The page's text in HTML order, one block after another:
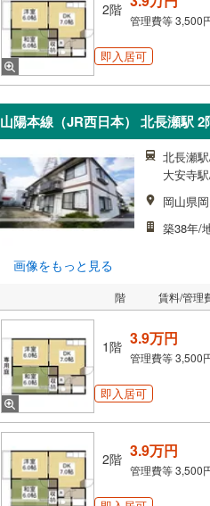
2階
管理費等3,500
即入居可
山陽本線（JR西日本） 北長瀬駅 2
画像をもっと見る
北長瀬
大安寺
岡山県
築38年/
階 賃料/管理
1階 3.9万円
管理費等3,500
即入居可
2階 3.9万円
管理費等3,500